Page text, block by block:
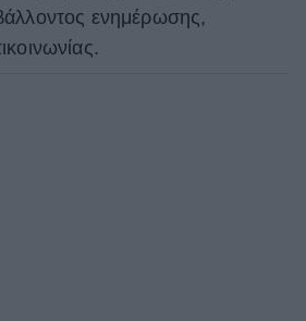
ενημέρωσης,